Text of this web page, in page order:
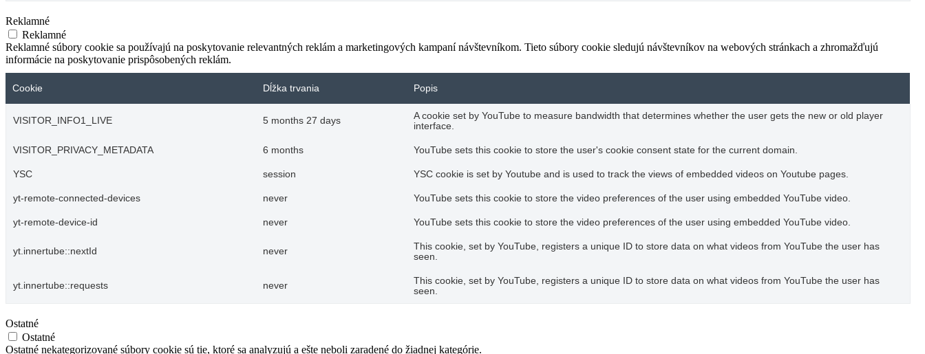
Reklamné
Reklamné
Reklamné súbory cookie sa používajú na poskytovanie relevantných reklám a marketingových kampaní návštevníkom. Tieto súbory cookie sledujú návštevníkov na webových stránkach a zhromažďujú
informácie na poskytovanie prispôsobených reklám.
Cookie Dĺžka trvania Popis
VISITOR_INFO1_LIVE 5 months 27 days
A cookie set by YouTube to measure bandwidth that determines whether the user gets the new or old player
interface.
VISITOR_PRIVACY_METADATA 6 months YouTube sets this cookie to store the user's cookie consent state for the current domain.
YSC session YSC cookie is set by Youtube and is used to track the views of embedded videos on Youtube pages.
yt-remote-connected-devices never YouTube sets this cookie to store the video preferences of the user using embedded YouTube video.
yt-remote-device-id never YouTube sets this cookie to store the video preferences of the user using embedded YouTube video.
yt.innertube::nextId never
This cookie, set by YouTube, registers a unique ID to store data on what videos from YouTube the user has
seen.
yt.innertube::requests never
This cookie, set by YouTube, registers a unique ID to store data on what videos from YouTube the user has
seen.
Ostatné
Ostatné
Ostatné nekategorizované súbory cookie sú tie, ktoré sa analyzujú a ešte neboli zaradené do žiadnej kategórie.